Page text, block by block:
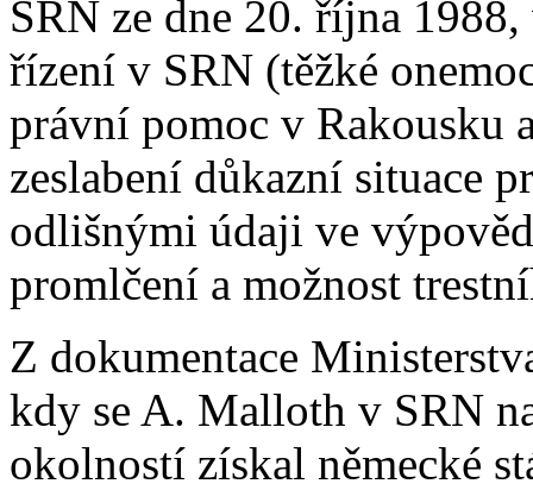
SRN ze dne 20. října
řízení v SRN (těžké
právní pomoc v Rakousku
zeslabení důkazní situace
odlišnými údaji ve
promlčení a možnost
Z dokumentace
kdy se A. Malloth v SRN
okolností získal německé